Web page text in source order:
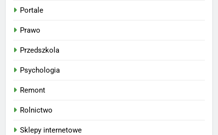
Portale
Prawo
Przedszkola
Psychologia
Remont
Rolnictwo
Sklepy internetowe